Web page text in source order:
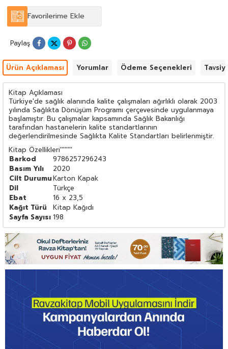
Favorilerime Ekle
Paylaş
Ürün Açıklaması Yorumlar Ödeme Seçenekleri
Kitap Açıklaması
Türkiye'de sağlık alanında kalite çalışmaları ağırlıklı olarak 2003
yılında Sağlıkta Dönüşüm Programı çerçevesinde uygulanmaya
başlamıştır. Bu çalışmalar kapsamında Sağlık Bakanlığı
tarafından hastanelerin kalite standartlarının
değerlendirilmesinde Sağlıkta Kalite Standartları belirlenmiştir.
Kitap Özellikleri''''''''
Barkod
9786257296243
Basım Yılı
2020
Cilt DurumuKarton Kapak
Dil
Türkçe
Ebat
16 x 23,5
Kağıt Türü
Kitap Kağıdı
Sayfa Sayısı 198